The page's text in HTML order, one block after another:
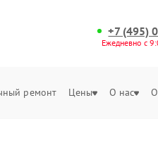
+7 (495)
Ежедневно с
ремонт Цены О нас